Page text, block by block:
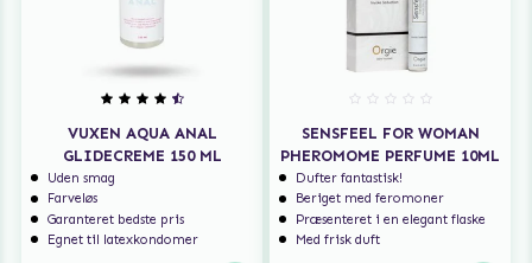
VUXEN AQUA ANAL
GLIDECREME 150 ML
Uden smag
Farveløs
Garanteret bedste pris
Egnet til latexkondomer
SENSFEEL FOR WOMAN
PHEROMOME PERFUME 10ML
Dufter fantastisk!
Beriget med feromoner
Præsenteret i en elegant flaske
Med frisk duft